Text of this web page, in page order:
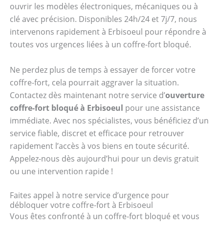
ouvrir les modèles électroniques, mécaniques ou à
clé avec précision. Disponibles 24h/24 et 7j/7, nous
intervenons rapidement à Erbisoeul pour répondre à
toutes vos urgences liées à un coffre-fort bloqué.
Ne perdez plus de temps à essayer de forcer votre
coffre-fort, cela pourrait aggraver la situation.
Contactez dès maintenant notre service d’ouverture
coffre-fort bloqué à Erbisoeul pour une assistance
immédiate. Avec nos spécialistes, vous bénéficiez d’un
service fiable, discret et efficace pour retrouver
rapidement l’accès à vos biens en toute sécurité.
Appelez-nous dès aujourd’hui pour un devis gratuit
ou une intervention rapide !
Faites appel à notre service d’urgence pour
débloquer votre coffre-fort à Erbisoeul
Vous êtes confronté à un coffre-fort bloqué et vous